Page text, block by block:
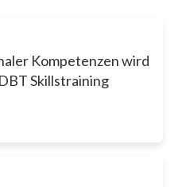
Kompetenzen wird
Skillstraining